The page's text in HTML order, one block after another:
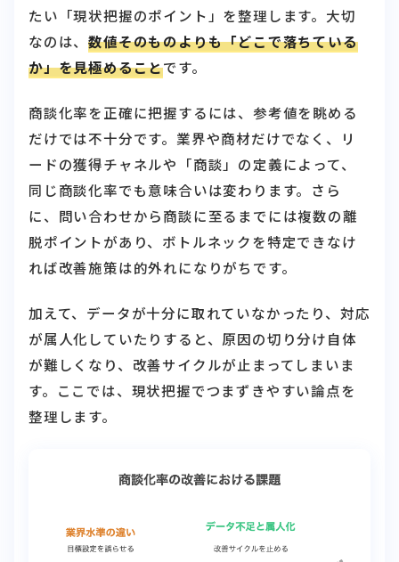
たい「現状把握のポイント」を整理します。大切
なのは、数値そのものよりも「どこで落ちている
か」を見極めることです。
商談化率を正確に把握するには、参考値を眺める
だけでは不十分です。業界や商材だけでなく、リ
ードの獲得チャネルや「商談」の定義によって、
同じ商談化率でも意味合いは変わります。さら
に、問い合わせから商談に至るまでには複数の離
脱ポイントがあり、ボトルネックを特定できなけ
れば改善施策は的外れになりがちです。
加えて、データが十分に取れていなかったり、対応
が属人化していたりすると、原因の切り分け自体
が難しくなり、改善サイクルが止まってしまいま
す。ここでは、現状把握でつまずきやすい論点を
整理します。